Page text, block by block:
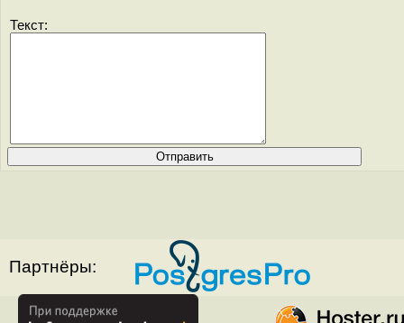
Текст:
Партнёры: